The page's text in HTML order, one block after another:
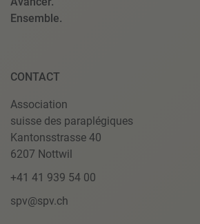
Ensemble.
CONTACT
Association
suisse des paraplégiques
Kantonsstrasse 40
6207 Nottwil
+41 41 939 54 00
spv@spv.ch